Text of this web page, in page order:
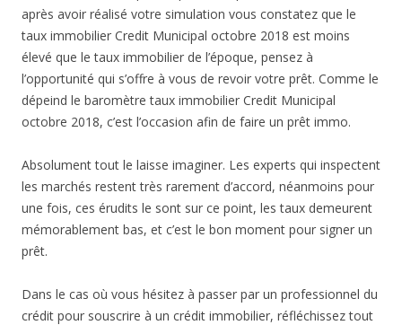
après avoir réalisé votre simulation vous constatez que le
taux immobilier Credit Municipal octobre 2018 est moins
élevé que le taux immobilier de l’époque, pensez à
l’opportunité qui s’offre à vous de revoir votre prêt. Comme le
dépeind le baromètre taux immobilier Credit Municipal
octobre 2018, c’est l’occasion afin de faire un prêt immo.
Absolument tout le laisse imaginer. Les experts qui inspectent
les marchés restent très rarement d’accord, néanmoins pour
une fois, ces érudits le sont sur ce point, les taux demeurent
mémorablement bas, et c’est le bon moment pour signer un
prêt.
Dans le cas où vous hésitez à passer par un professionnel du
crédit pour souscrire à un crédit immobilier, réfléchissez tout